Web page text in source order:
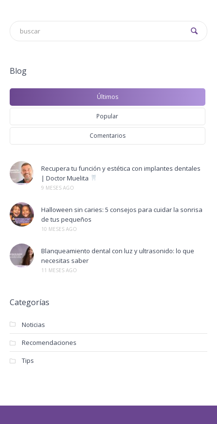
Blog
Últimos
Popular
Comentarios
Recupera tu función y estética con implantes dentales
| Doctor Muelita
9 MESES AGO
Halloween sin caries: 5 consejos para cuidar la sonrisa
de tus pequeños
10 MESES AGO
Blanqueamiento dental con luz y ultrasonido: lo que
necesitas saber
11 MESES AGO
Categorías
Noticias
Recomendaciones
Tips